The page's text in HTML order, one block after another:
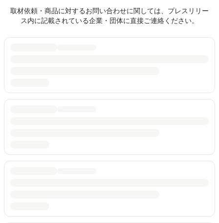
取材依頼・商品に対するお問い合わせに関しては、プレスリリー
ス内に記載されている企業・団体に直接ご連絡ください。